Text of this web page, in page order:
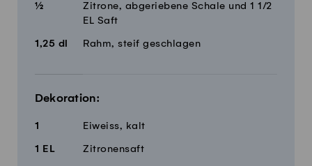
½
Zitrone, abgeriebene Schale und 1 1/2
EL Saft
1,25 dl Rahm, steif geschlagen
Dekoration:
1 Eiweiss, kalt
1 EL Zitronensaft